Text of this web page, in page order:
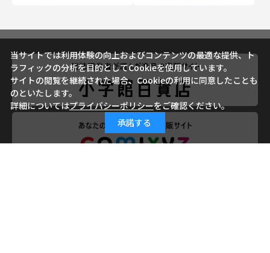
当サイトでは利用体験の向上およびコンテンツの最適な提供、ト
ラフィックの分析を目的としてCookieを使用しています。
サイトの閲覧を継続された場合、Cookieの利用に同意したことも
のといたします。
詳細についてはプライバシーポリシーをご確認ください。
承諾する